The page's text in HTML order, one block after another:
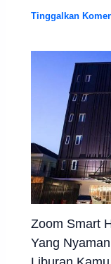
Tinggalkan
Zoom Smart
Yang